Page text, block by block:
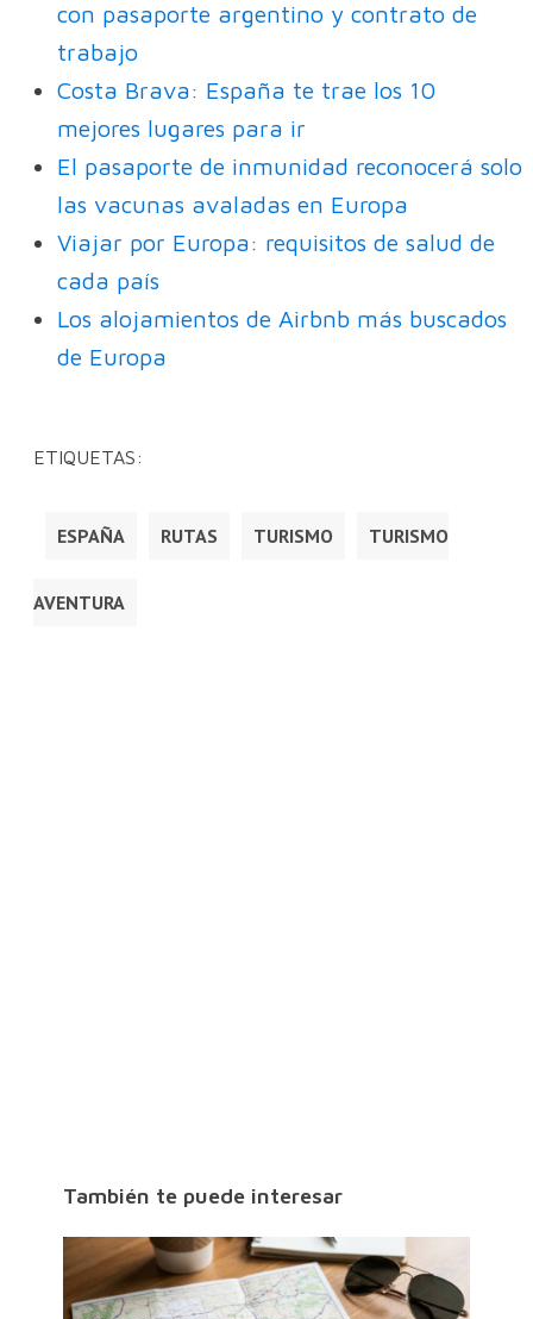
con pasaporte argentino y contrato de
trabajo
Costa Brava: España te trae los 10
mejores lugares para ir
El pasaporte de inmunidad reconocerá solo
las vacunas avaladas en Europa
Viajar por Europa: requisitos de salud de
cada país
Los alojamientos de Airbnb más buscados
de Europa
ETIQUETAS:
ESPAÑA RUTAS TURISMO TURISMO
AVENTURA
También te puede interesar